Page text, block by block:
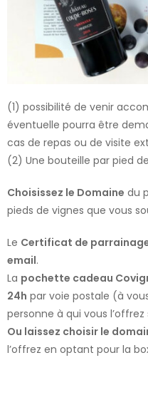
(1) possibilité de venir
éventuelle pourra être
cas de repas ou de visite
(2) Une bouteille par pied
Choisissez le Domaine du
pieds de vignes que vous
Le Certificat de
email.
La pochette cadeau
24h par voie postale (à
personne à qui vous
Ou laissez choisir le
l’offrez en optant pour la